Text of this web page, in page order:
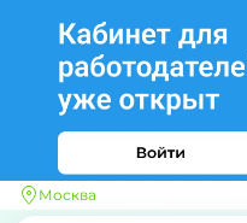
Москва